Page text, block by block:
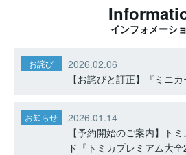
インフォメーシ
お詫び
2026.02.06
【お詫びと訂正】『ミニカ
お知らせ
2026.01.14
【予約開始のご案内】ト
ド『トミカプレミアム大